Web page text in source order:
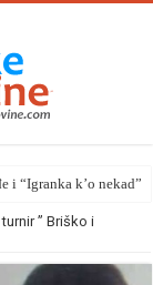
i “Igranka k’o nekad”
” Briško i